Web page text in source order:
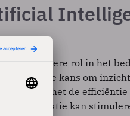
grotere rol in het
biedt de kans om
hoe het de efficiëntie
en innovatie kan